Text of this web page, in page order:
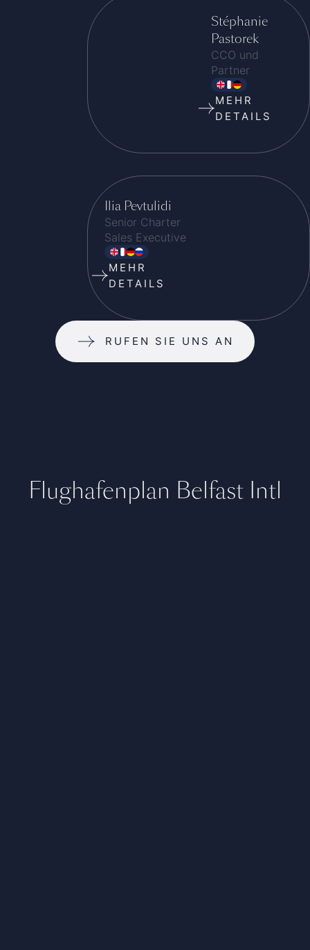
Stéphanie
Pastorek
CCO und
Partner
MEHR
DETAILS
Ilia Pevtulidi
Senior Charter
Sales Executive
MEHR
DETAILS
RUFEN SIE UNS AN
Flughafenplan Belfast Intl